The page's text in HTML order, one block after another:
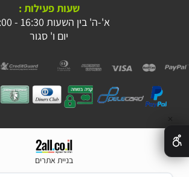
שעות פעילות :
א'-ה' בין השעות 16:30 - 09:00
יום ו' סגור
בניית אתרים